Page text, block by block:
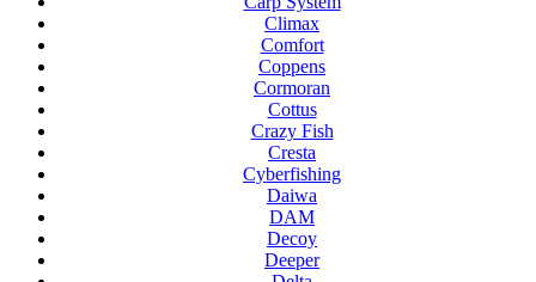
Climax
Comfort
Coppens
Cormoran
Cottus
Crazy Fish
Cresta
Cyberfishing
Daiwa
DAM
Decoy
Deeper